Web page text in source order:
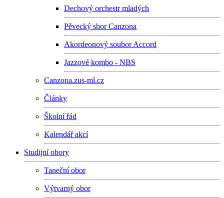
Dechový orchestr mladých
Pěvecký sbor Canzona
Akordeonový soubor Accord
Jazzové kombo - NBS
Canzona.zus-ml.cz
Články
Školní řád
Kalendář akcí
Studijní obory
Taneční obor
Výtvarný obor